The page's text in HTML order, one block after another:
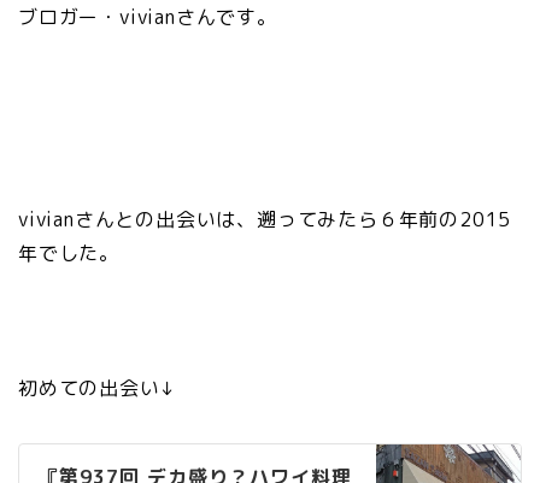
ブロガー・vivianさんです。
vivianさんとの出会いは、遡ってみたら６年前の2015
年でした。
初めての出会い↓
『第937回 デカ盛り？ハワイ料理